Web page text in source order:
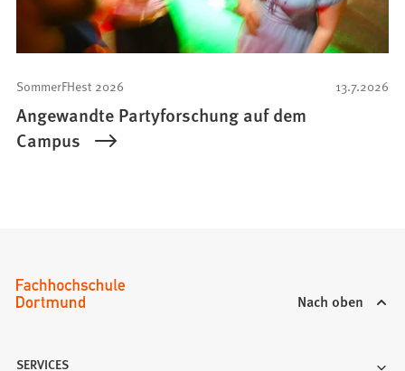
13.7.2026
SommerFHest 2026
Angewandte Partyforschung auf dem
Campus
Nach oben
SERVICES